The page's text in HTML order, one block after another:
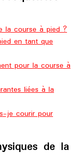
la course à pied ?
en tant que
pour la course à
liées à la
je courir pour
de la